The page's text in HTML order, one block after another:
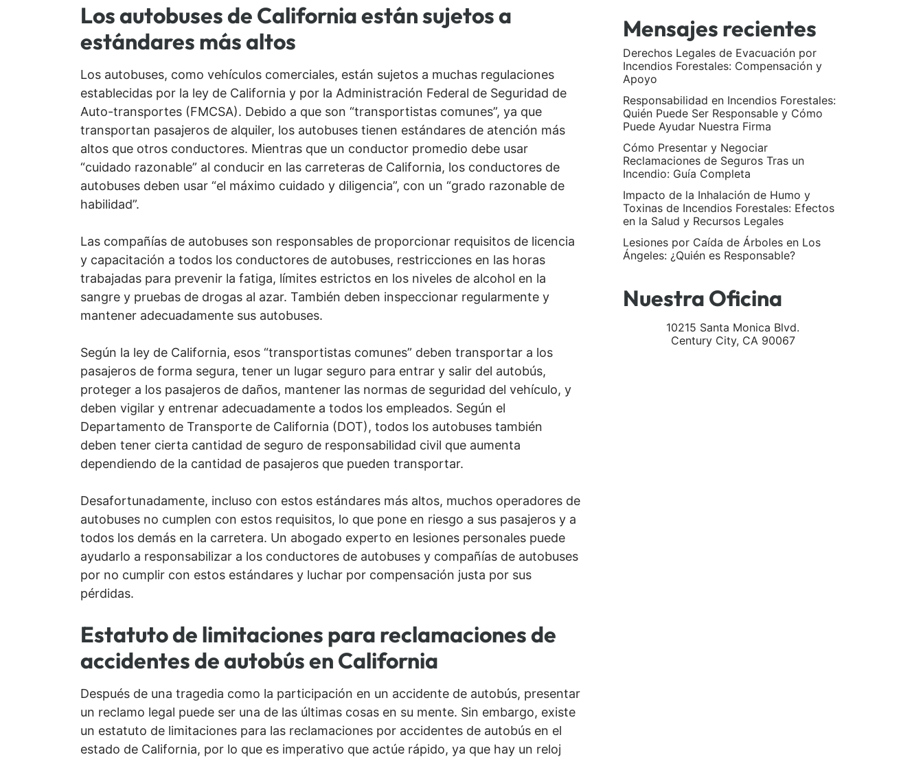
Los autobuses de California están sujetos a
estándares más altos
Los autobuses, como vehículos comerciales, están sujetos a muchas regulaciones
establecidas por la ley de California y por la Administración Federal de Seguridad de
Auto-transportes (FMCSA). Debido a que son “transportistas comunes”, ya que
transportan pasajeros de alquiler, los autobuses tienen estándares de atención más
altos que otros conductores. Mientras que un conductor promedio debe usar
“cuidado razonable” al conducir en las carreteras de California, los conductores de
autobuses deben usar “el máximo cuidado y diligencia”, con un “grado razonable de
habilidad”.
Las compañías de autobuses son responsables de proporcionar requisitos de licencia
y capacitación a todos los conductores de autobuses, restricciones en las horas
trabajadas para prevenir la fatiga, límites estrictos en los niveles de alcohol en la
sangre y pruebas de drogas al azar. También deben inspeccionar regularmente y
mantener adecuadamente sus autobuses.
Según la ley de California, esos “transportistas comunes” deben transportar a los
pasajeros de forma segura, tener un lugar seguro para entrar y salir del autobús,
proteger a los pasajeros de daños, mantener las normas de seguridad del vehículo, y
deben vigilar y entrenar adecuadamente a todos los empleados. Según el
Departamento de Transporte de California (DOT), todos los autobuses también
deben tener cierta cantidad de seguro de responsabilidad civil que aumenta
dependiendo de la cantidad de pasajeros que pueden transportar.
Desafortunadamente, incluso con estos estándares más altos, muchos operadores de
autobuses no cumplen con estos requisitos, lo que pone en riesgo a sus pasajeros y a
todos los demás en la carretera. Un abogado experto en lesiones personales puede
ayudarlo a responsabilizar a los conductores de autobuses y compañías de autobuses
por no cumplir con estos estándares y luchar por compensación justa por sus
pérdidas.
Estatuto de limitaciones para reclamaciones de
accidentes de autobús en California
Después de una tragedia como la participación en un accidente de autobús, presentar
un reclamo legal puede ser una de las últimas cosas en su mente. Sin embargo, existe
un estatuto de limitaciones para las reclamaciones por accidentes de autobús en el
estado de California, por lo que es imperativo que actúe rápido, ya que hay un reloj
Mensajes recientes
Derechos Legales de Evacuación por
Incendios Forestales: Compensación y
Apoyo
Responsabilidad en Incendios Forestales:
Quién Puede Ser Responsable y Cómo
Puede Ayudar Nuestra Firma
Cómo Presentar y Negociar
Reclamaciones de Seguros Tras un
Incendio: Guía Completa
Impacto de la Inhalación de Humo y
Toxinas de Incendios Forestales: Efectos
en la Salud y Recursos Legales
Lesiones por Caída de Árboles en Los
Ángeles: ¿Quién es Responsable?
Nuestra Oficina
10215 Santa Monica Blvd.
Century City, CA 90067